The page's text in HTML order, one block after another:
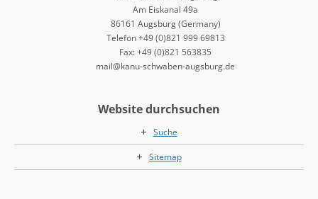
Am Eiskanal 49a
86161 Augsburg (Germany)
Telefon +49 (0)821 999 69813
Fax: +49 (0)821 563835
mail@kanu-schwaben-augsburg.de
Website durchsuchen
Suche
Sitemap